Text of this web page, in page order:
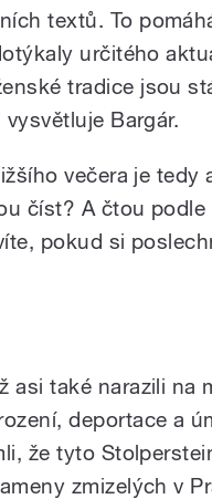
textů. To
určitého
tradice jsou
Bargár.
večera je tedy
číst? A čtou podle
pokud si
asi také narazili na
deportace a
že tyto
zmizelých v